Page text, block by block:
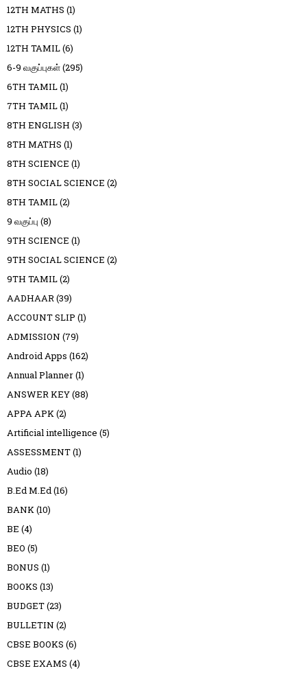
12TH MATHS (1)
12TH PHYSICS (1)
12TH TAMIL(6)
6-9 வகுப்புகள்(295)
6TH TAMIL(1)
7TH TAMIL(1)
8TH ENGLISH (3)
8TH MATHS (1)
8TH SCIENCE (1)
8TH SOCIAL SCIENCE (2)
8TH TAMIL(2)
9 வகுப்பு (8)
9TH SCIENCE (1)
9TH SOCIAL SCIENCE (2)
9TH TAMIL(2)
AADHAAR(39)
ACCOUNT SLIP (1)
ADMISSION (79)
Android Apps (162)
Annual Planner(1)
ANSWER KEY(88)
APPA APK(2)
Artificial intelligence (5)
ASSESSMENT(1)
Audio (18)
B.Ed M.Ed(16)
BANK(10)
BE (4)
BEO (5)
BONUS (1)
BOOKS (13)
BUDGET(23)
BULLETIN (2)
CBSE BOOKS (6)
CBSE EXAMS (4)